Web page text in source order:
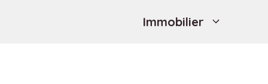
Immobilier